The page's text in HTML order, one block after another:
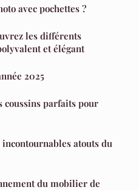
avec pochettes ?
les différents
et élégant
2025
coussins parfaits pour
atouts du
du mobilier de